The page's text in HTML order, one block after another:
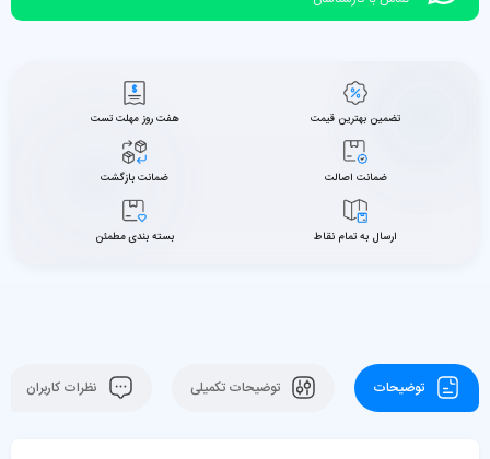
تضمین بهترین قیمت هفت روز مهلت تست
ضمانت اصالت ضمانت بازگشت
ارسال به تمام نقاط بسته بندی مطمئن
توضیحات توضیحات تکمیلی نظرات کاربران